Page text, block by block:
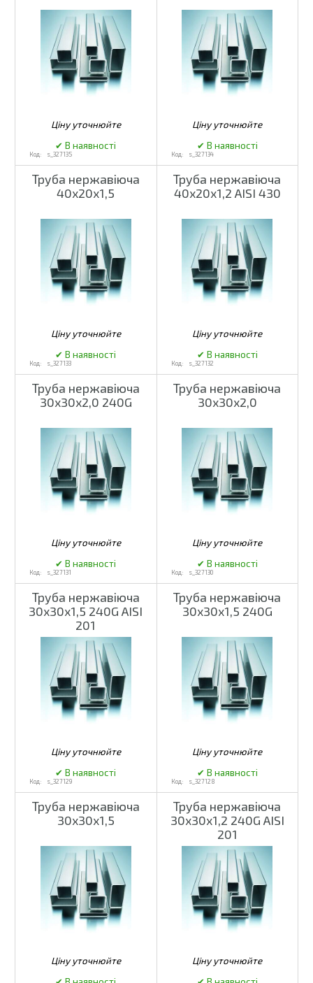
s_327135 s_327134
Труба нержавіюча
40х20х1,5
s_327133
Труба нержавіюча
40х20х1,2 AISI 430
s_327132
Труба нержавіюча
30х30х2,0 240G
s_327131
Труба нержавіюча
30х30х2,0
s_327130
Труба нержавіюча
30х30х1,5 240G AISI
201
s_327129
Труба нержавіюча
30х30х1,5 240G
s_327128
Труба нержавіюча
30х30х1,5
Труба нержавіюча
30х30х1,2 240G AISI
201